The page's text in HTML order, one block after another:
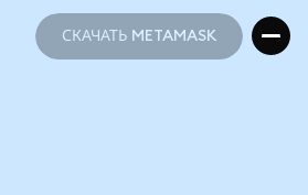
СКАЧАТЬ METAMASK